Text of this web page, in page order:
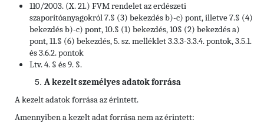
110/2003. (X. 21.) FVM rendelet az erdészeti
szaporítóanyagokról 7.§ (3) bekezdés b)-c) pont, illetve 7.§ (4)
bekezdés b)-c) pont, 10.§ (1) bekezdés, 10§ (2) bekezdés a)
pont, 11.§ (6) bekezdés, 5. sz. melléklet 3.3.3-3.3.4. pontok, 3.5.1.
és 3.6.2. pontok
Ltv. 4. § és 9. §.
A kezelt személyes adatok forrása
A kezelt adatok forrása az érintett.
Amennyiben a kezelt adat forrása nem az érintett: